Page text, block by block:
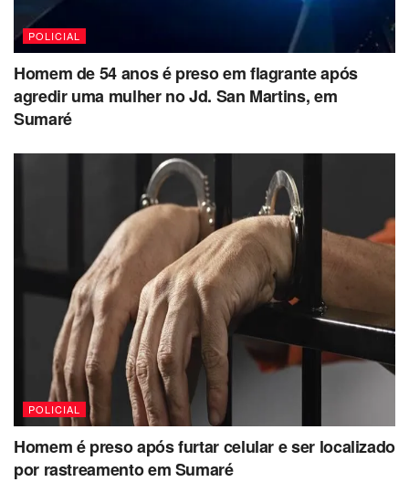
POLICIAL
Homem de 54 anos é preso em flagrante após
agredir uma mulher no Jd. San Martins, em
Sumaré
POLICIAL
Homem é preso após furtar celular e ser localizado
por rastreamento em Sumaré